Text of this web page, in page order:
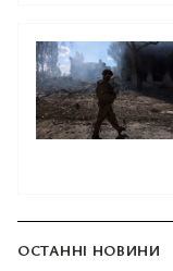
ОСТАННІ НОВИНИ